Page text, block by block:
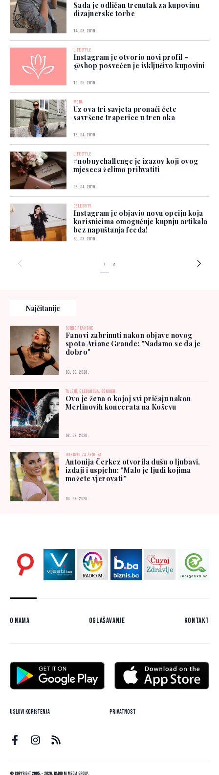
Sada je odličan trenutak za kupovinu
dizajnerske torbe
14. 08. 2019.
LIFESTYLE
Instagram je otvorio novi profil –
@shop posvećen je isključivo kupovini
10. 05. 2019.
MODA
Uz ova tri savjeta pronaći ćete
savršene traperice u tren oka
12. 04. 2019.
LIFESTYLE
#nobuychallenge je izazov koji ovog
mjeseca želimo prihvatiti
02. 04. 2019.
CELEBRITY
Instagram je objavio novu opciju koja
korisnicima omogućuje kupnju artikala
bez napuštanja feeda!
20. 03. 2019.
1 2
Najčitanije
BURNE REAKCIJE
Fanovi zabrinuti nakon objave novog
spota Ariane Grande: "Nadamo se da je
dobro"
03. 08. 2026.
TALENT, ELEGANCIJA, OSMIJEH
Ovo je žena o kojoj svi pričaju nakon
Merlinovih koncerata na Koševu
02. 08. 2026.
INTERVJU ZA ŽENE.BA
Antonija Čerkez otvorila dušu o ljubavi,
izdaji i uspjehu: "Malo je ljudi kojima
možete vjerovati"
05. 08. 2026.
O nama Oglašavanje Kontakt
Uslovi korištenja Privatnost
© Copyright 2005. - 2026. Radio M Media Group.